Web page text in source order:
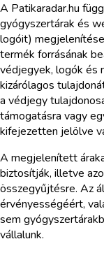
A Patikaradar.hu
gyógyszertárak és
logóit)
termék forrásának
védjegyek, logók és
kizárólagos
a védjegy
támogatásra vagy
kifejezetten jelölve
A megjelenített
biztosítják, illetve
összegyűjtésre. Az
érvényességéért,
sem
vállalunk.